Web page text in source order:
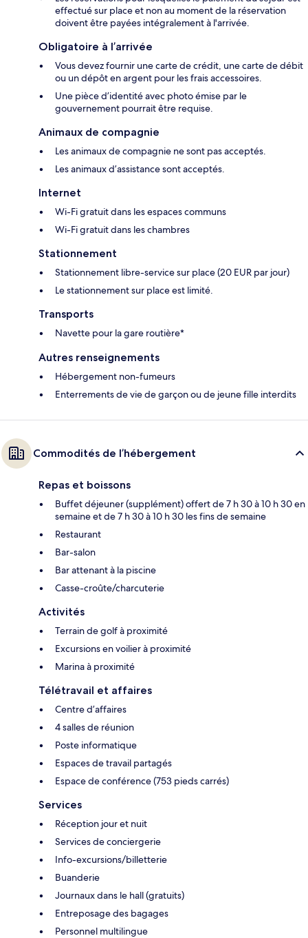
effectué sur place et non au moment de la réservation
doivent être payées intégralement à l'arrivée.
Obligatoire à l’arrivée
Vous devez fournir une carte de crédit, une carte de débit
ou un dépôt en argent pour les frais accessoires.
Une pièce d’identité avec photo émise par le
gouvernement pourrait être requise.
Animaux de compagnie
Les animaux de compagnie ne sont pas acceptés.
Les animaux d’assistance sont acceptés.
Internet
Wi-Fi gratuit dans les espaces communs
Wi-Fi gratuit dans les chambres
Stationnement
Stationnement libre-service sur place (20 EUR par jour)
Le stationnement sur place est limité.
Transports
Navette pour la gare routière*
Autres renseignements
Hébergement non-fumeurs
Enterrements de vie de garçon ou de jeune fille interdits
Commodités de l’hébergement
Repas et boissons
Buffet déjeuner (supplément) offert de 7 h 30 à 10 h 30 en
semaine et de 7 h 30 à 10 h 30 les fins de semaine
Restaurant
Bar-salon
Bar attenant à la piscine
Casse-croûte/charcuterie
Activités
Terrain de golf à proximité
Excursions en voilier à proximité
Marina à proximité
Télétravail et affaires
Centre d’affaires
4 salles de réunion
Poste informatique
Espaces de travail partagés
Espace de conférence (753 pieds carrés)
Services
Réception jour et nuit
Services de conciergerie
Info-excursions/billetterie
Buanderie
Journaux dans le hall (gratuits)
Entreposage des bagages
Personnel multilingue